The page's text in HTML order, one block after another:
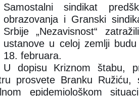
Samostalni sindikat
obrazovanja i Granski
Srbije „Nezavisnost“
ustanove u celoj zemlji
18. februara.
U dopisu Kriznom štabu,
prosvete Branku Ružiću,
epidemiološkom